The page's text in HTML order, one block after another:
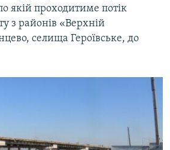
якій проходитиме потік
з районів «Верхній
селища Героївське, до